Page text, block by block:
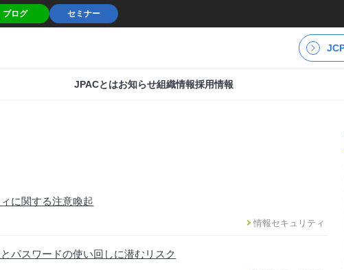
ブログ セミナー
JPACとはお知らせ組織情報採用情報
に関する注意喚起
情報セキュリティ
パスワードの使い回しに潜むリスク